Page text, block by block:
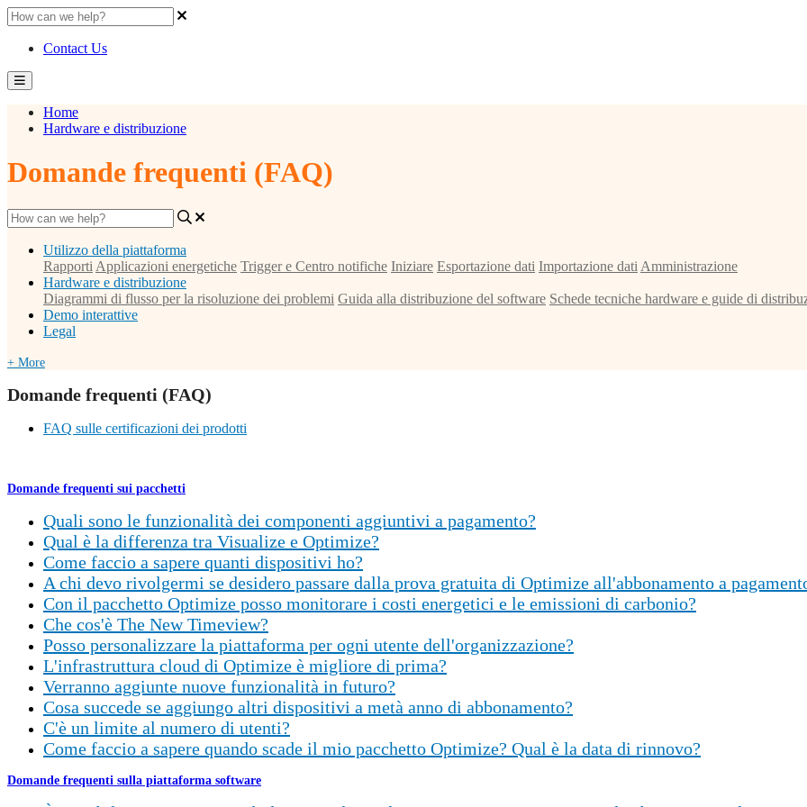
Contact Us
Home
Hardware e distribuzione
Domande frequenti (FAQ)
Utilizzo della piattaforma
Rapporti Applicazioni energetiche Trigger e Centro notifiche Iniziare Esportazione dati Importazione dati Amministrazione
Hardware e distribuzione
Diagrammi di flusso per la risoluzione dei problemi Guida alla distribuzione del software Schede tecniche hardware e guide di
Demo interattive
Legal
+ More
Domande frequenti (FAQ)
FAQ sulle certificazioni dei prodotti
Domande frequenti sui pacchetti
Quali sono le funzionalità dei componenti aggiuntivi a pagamento?
Qual è la differenza tra Visualize e Optimize?
Come faccio a sapere quanti dispositivi ho?
A chi devo rivolgermi se desidero passare dalla prova gratuita di Optimize all'abbonamento a
Con il pacchetto Optimize posso monitorare i costi energetici e le emissioni di carbonio?
Che cos'è The New Timeview?
Posso personalizzare la piattaforma per ogni utente dell'organizzazione?
L'infrastruttura cloud di Optimize è migliore di prima?
Verranno aggiunte nuove funzionalità in futuro?
Cosa succede se aggiungo altri dispositivi a metà anno di abbonamento?
C'è un limite al numero di utenti?
Come faccio a sapere quando scade il mio pacchetto Optimize? Qual è la data di rinnovo?
Domande frequenti sulla piattaforma software